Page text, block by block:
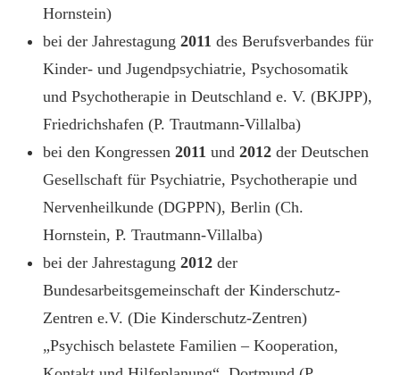
Hornstein)
bei der Jahrestagung 2011 des Berufsverbandes für
Kinder- und Jugendpsychiatrie, Psychosomatik
und Psychotherapie in Deutschland e. V. (BKJPP),
Friedrichshafen (P. Trautmann-Villalba)
bei den Kongressen 2011 und 2012 der Deutschen
Gesellschaft für Psychiatrie, Psychotherapie und
Nervenheilkunde (DGPPN), Berlin (Ch.
Hornstein, P. Trautmann-Villalba)
bei der Jahrestagung 2012 der
Bundesarbeitsgemeinschaft der Kinderschutz-
Zentren e.V. (Die Kinderschutz-Zentren)
„Psychisch belastete Familien – Kooperation,